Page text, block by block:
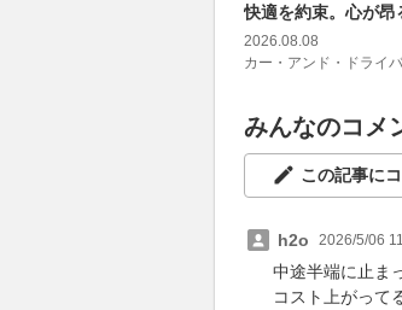
快適を約束。心が昂
2026.08.08
カー・アンド・ドライ
みんなのコメ
この記事に
h2o 2026/5/06
中途半端に止ま
コスト上がって